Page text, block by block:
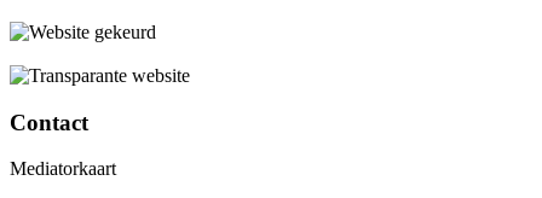
Contact
Mediatorkaart